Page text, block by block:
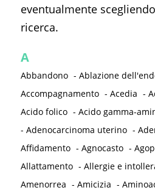
eventualmente
ricerca.
A
Abbandono - Ablazione
Accompagnamento - Acedia -
Acido folico - Acido gamma-
- Adenocarcinoma uterino -
Affidamento - Agnocasto -
Allattamento - Allergie e
Amenorrea - Amicizia -